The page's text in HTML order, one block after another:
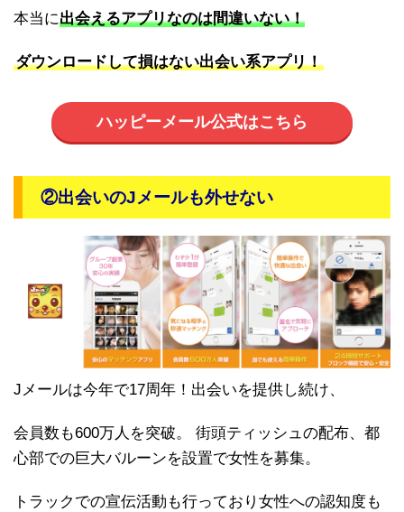
本当に出会えるアプリなのは間違いない！
ダウンロードして損はない出会い系アプリ！
ハッピーメール公式はこちら
②出会いのJメールも外せない
Jメールは今年で17周年！出会いを提供し続け、
会員数も600万人を突破。 街頭ティッシュの配布、都
心部での巨大バルーンを設置で女性を募集。
トラックでの宣伝活動も行っており女性への認知度も